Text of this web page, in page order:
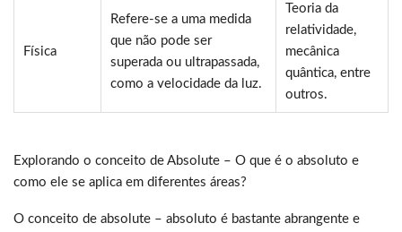
Física
Refere-se a uma medida
que não pode ser
superada ou ultrapassada,
como a velocidade da luz.
Teoria da
relatividade,
mecânica
quântica, entre
outros.
Explorando o conceito de Absolute – O que é o absoluto e
como ele se aplica em diferentes áreas?
O conceito de absolute – absoluto é bastante abrangente e